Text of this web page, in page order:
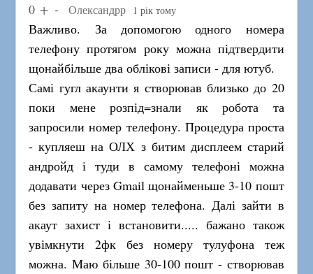
0
Олександрр 1 рік тому
Важливо. За допомогою одного номера
телефону протягом року можна підтвердити
щонайбільше два облікові записи - для ютуб.
Самі гугл акаунти я створював близько до 20
поки мене розпід=знали як робота та
запросили номер телефону. Процедура проста
- купляеш на ОЛХ з битим дисплеем старий
андройд і туди в самому телефоні можна
додавати через Gmail щонайменьше 3-10 пошт
без запиту на номер телефона. Далі зайти в
акаут захист і встановити..... бажано також
увімкнути 2фк без номеру тулуфона теж
можна. Маю більше 30-100 пошт - створював